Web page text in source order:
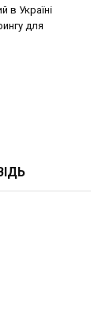
в Україні
для